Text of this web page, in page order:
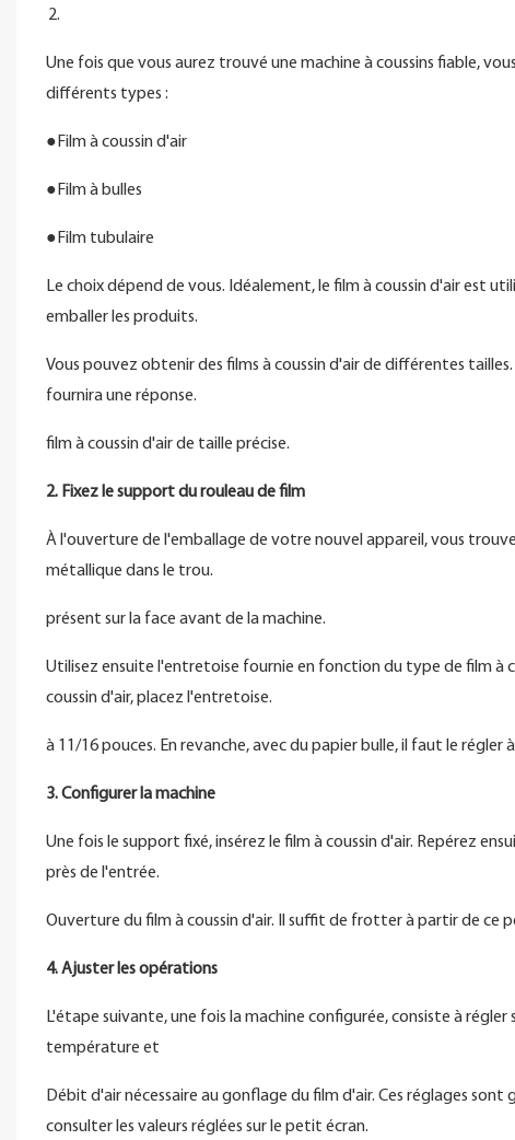
Une fois que vous aurez trouvé une machine à coussins fiable,
différents types :
●Film à coussin d'air
●Film à bulles
●Film tubulaire
Le choix dépend de vous. Idéalement, le film à coussin d'air est
emballer les produits.
Vous pouvez obtenir des films à coussin d'air de différentes
fournira une réponse.
film à coussin d'air de taille précise.
2. Fixez le support du rouleau de film
À l'ouverture de l'emballage de votre nouvel appareil, vous
métallique dans le trou.
présent sur la face avant de la machine.
Utilisez ensuite l'entretoise fournie en fonction du type de film à
coussin d'air, placez l'entretoise.
à 11/16 pouces. En revanche, avec du papier bulle, il faut le
3. Configurer la machine
Une fois le support fixé, insérez le film à coussin d'air. Repérez
près de l'entrée.
Ouverture du film à coussin d'air. Il suffit de frotter à partir de ce
4. Ajuster les opérations
L'étape suivante, une fois la machine configurée, consiste à
température et
Débit d'air nécessaire au gonflage du film d'air. Ces réglages
consulter les valeurs réglées sur le petit écran.